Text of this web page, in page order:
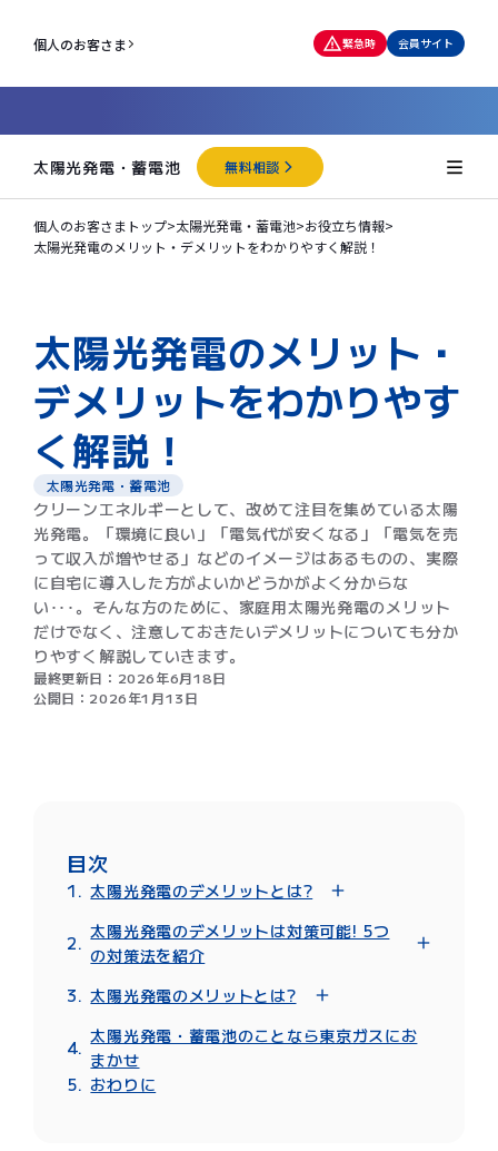
個人のお客さま 緊急時 会員サイト
太陽光発電・蓄電池 無料相談
個人のお客さまトップ>太陽光発電・蓄電池>お役立ち情報>
太陽光発電のメリット・デメリットをわかりやすく解説！
太陽光発電のメリット・
デメリットをわかりやす
く解説！
太陽光発電・蓄電池
クリーンエネルギーとして、改めて注目を集めている太陽
光発電。「環境に良い」「電気代が安くなる」「電気を売
って収入が増やせる」などのイメージはあるものの、実際
に自宅に導入した方がよいかどうかがよく分からな
い･･･。そんな方のために、家庭用太陽光発電のメリット
だけでなく、注意しておきたいデメリットについても分か
りやすく解説していきます。
最終更新日： 2026年6月18日
公開日： 2026年1月13日
目次
太陽光発電のデメリットとは?
高い
【太陽光発電のデメリット2】日照時間や
日射量に発電量が影響される
ていない住宅がある
【太陽光発電のデメリット4】設備には寿
命がある
太陽光発電のデメリットは対策可能! 5つ
の対策法を紹介
2.リースやPPAなど初期費用0円モデルで
の導入を検討する
3.信頼できる業者を見極める
4.蓄電池との同時導入を検討する
太陽光発電のメリットとは?
になる
【太陽光発電のメリット2】売電収入を得
られる
太陽光発電・蓄電池のことなら東京ガスにお
まかせ
おわりに